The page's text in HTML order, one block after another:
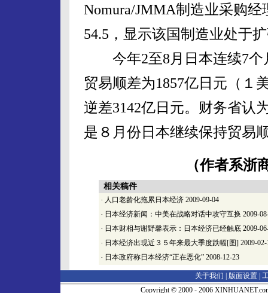
Nomura/JMMA制造业采购
54.5，显示该国制造业处于
今年2至8月日本连续7个
贸易顺差为1857亿日元（１
逆差3142亿日元。财务省认
是８月份日本继续保持贸易
（作者系浙
相关稿件
· 人口老龄化拖累日本经济 2009-09-04
· 日本经济新闻：中美在战略对话中攻守互换 2009-
· 日本财相与谢野馨表示：日本经济已经触底 2009-
· 日本经济出现近３５年来最大季度跌幅[图] 2009-02-
· 日本政府称日本经济“正在恶化” 2008-12-23
关于我们 | 版面设置
Copyright © 2000 - 2006